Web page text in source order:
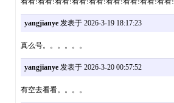
yangjianye发表于 2026-3-19 18:17:23
真么号。。。。。。
yangjianye发表于 2026-3-20 00:57:52
有空去看看。。。。